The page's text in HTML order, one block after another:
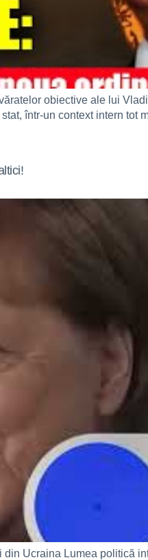
obiective ale lui
într-un context intern tot
Ucraina Lumea politică